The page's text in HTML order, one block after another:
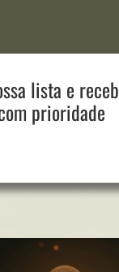
lista e
prioridade